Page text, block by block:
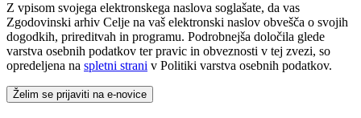
Z vpisom svojega elektronskega naslova soglašate, da vas
Zgodovinski arhiv Celje na vaš elektronski naslov obvešča o svojih
dogodkih, prireditvah in programu. Podrobnejša določila glede
varstva osebnih podatkov ter pravic in obveznosti v tej zvezi, so
opredeljena na spletni strani v Politiki varstva osebnih podatkov.
Želim se prijaviti na e-novice